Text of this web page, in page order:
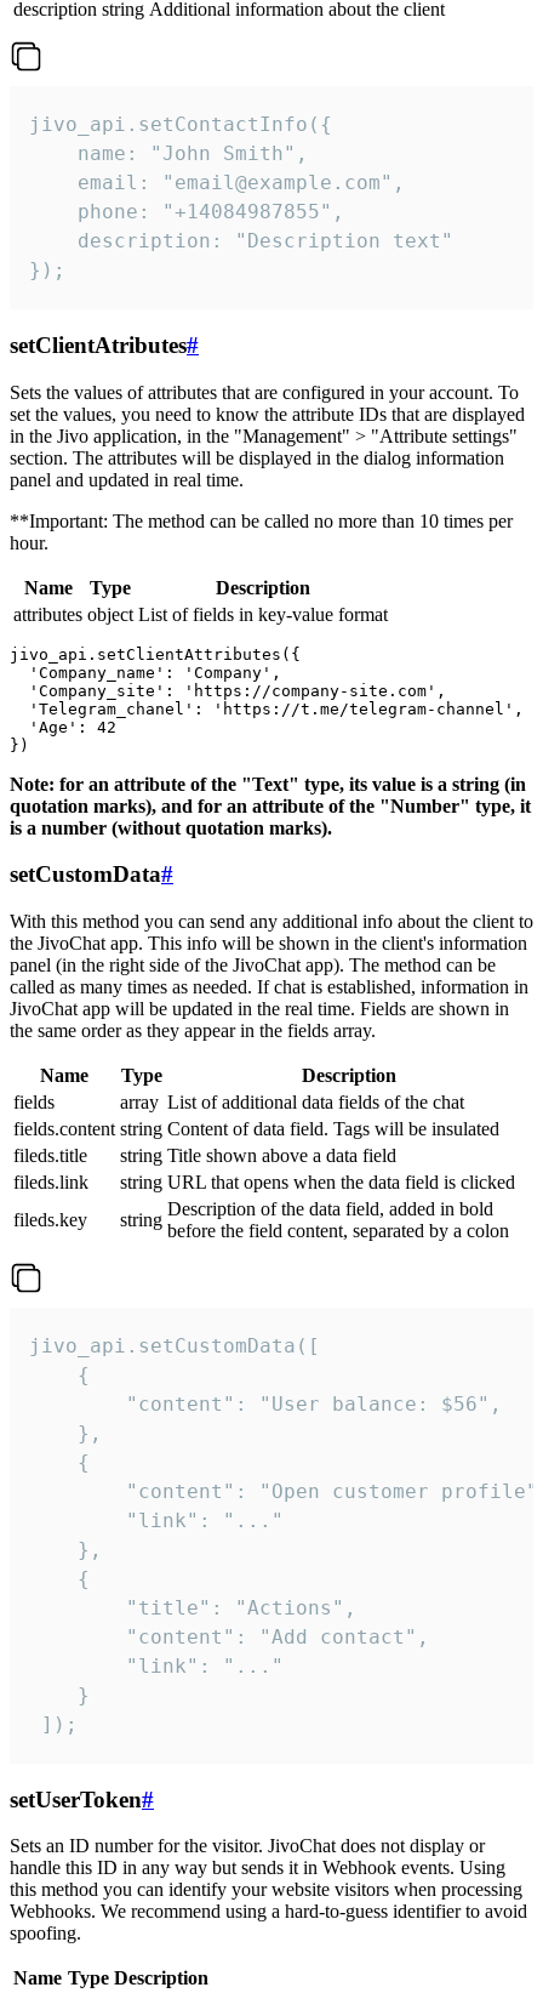
description string Additional information about the client
jivo_api.setContactInfo({
    name: "John Smith",
    email: "email@example.com",
    phone: "+14084987855",
    description: "Description text"
});
setClientAtributes#
Sets the values ​​of attributes that are configured in your account. To
set the values, you need to know the attribute IDs that are displayed
in the Jivo application, in the "Management" > "Attribute settings"
section. The attributes will be displayed in the dialog information
panel and updated in real time.
**Important: The method can be called no more than 10 times per
hour.
Name Type
Description
attributes object List of fields in key-value format
jivo_api.setClientAttributes({
  'Company_name': 'Company',
  'Company_site': 'https://company-site.com',
  'Telegram_chanel': 'https://t.me/telegram-channel',
  'Age': 42
Note: for an attribute of the "Text" type, its value is a string (in
quotation marks), and for an attribute of the "Number" type, it
is a number (without quotation marks).
setCustomData#
With this method you can send any additional info about the client to
the JivoChat app. This info will be shown in the client's information
panel (in the right side of the JivoChat app). The method can be
called as many times as needed. If chat is established, information in
JivoChat app will be updated in the real time. Fields are shown in
the same order as they appear in the fields array.
Name Type
Description
fields
array List of additional data fields of the chat
fields.content string Content of data field. Tags will be insulated
fileds.title
string Title shown above a data field
fileds.link
string URL that opens when the data field is clicked
fileds.key
string
Description of the data field, added in bold
before the field content, separated by a colon
jivo_api.setCustomData([
    {
        "content": "User balance: $56",
    },
    {
"content": "Open customer
        "link": "..."
    },
    {
        "title": "Actions",
        "content": "Add contact",
        "link": "..."
    }
]);
setUserToken#
Sets an ID number for the visitor. JivoChat does not display or
handle this ID in any way but sends it in Webhook events. Using
this method you can identify your website visitors when processing
Webhooks. We recommend using a hard-to-guess identifier to avoid
spoofing.
Name Type Description